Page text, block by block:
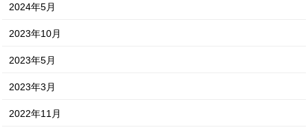
2024年5月
2023年10月
2023年5月
2023年3月
2022年11月